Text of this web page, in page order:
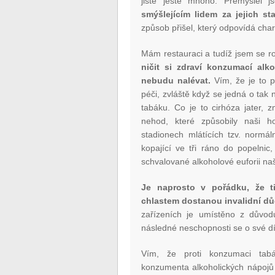
smýšlejícím lidem za jejich
způsob přišel, který odpovídá
Mám restauraci a tudíž jsem se
ničit si zdraví konzumací
nebudu nalévat. Vím, že je to
péči, zvláště když se jedná o tak
tabáku. Co je to cirhóza jater,
nehod, které způsobily naši
stadionech mlátících tzv.
kopající ve tři ráno do
schvalované alkoholové euforii
Je naprosto v pořádku, že
chlastem dostanou invalidní
zařízeních je umístěno z
následné neschopnosti se o své
Vím, že proti konzumaci
konzumenta alkoholických